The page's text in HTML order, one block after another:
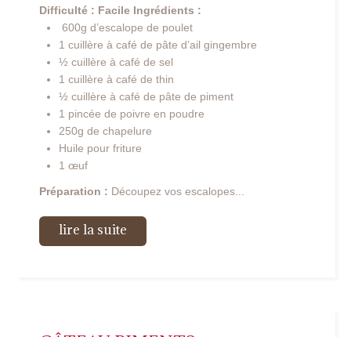
Difficulté : Facile Ingrédients :
600g d’escalope de poulet
1 cuillère à café de pâte d’ail gingembre
½ cuillère à café de sel
1 cuillère à café de thin
½ cuillère à café de pâte de piment
1 pincée de poivre en poudre
250g de chapelure
Huile pour friture
1 œuf
Préparation : Découpez vos escalopes...
lire la suite